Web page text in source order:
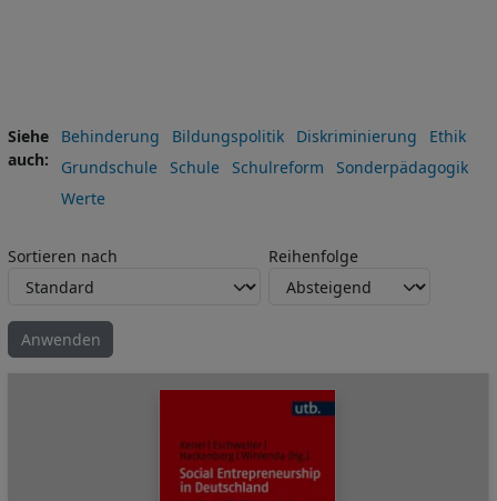
Siehe
auch
Behinderung Bildungspolitik Diskriminierung
Ethik
Grundschule
Schule Schulreform
Sonderpädagogik
Werte
Sortieren nach Reihenfolge